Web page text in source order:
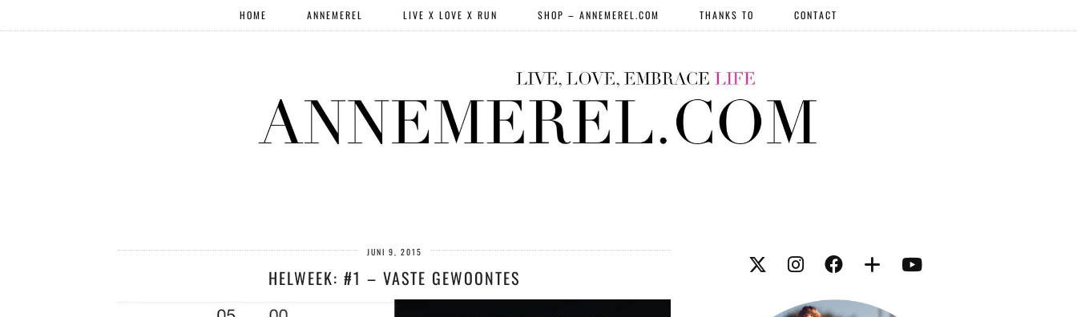
HOME ANNEMEREL LIVE X LOVE X RUN SHOP – ANNEMEREL.COM THANKS TO CONTACT
JUNI 9, 2015
HELWEEK: #1 – VASTE GEWOONTES